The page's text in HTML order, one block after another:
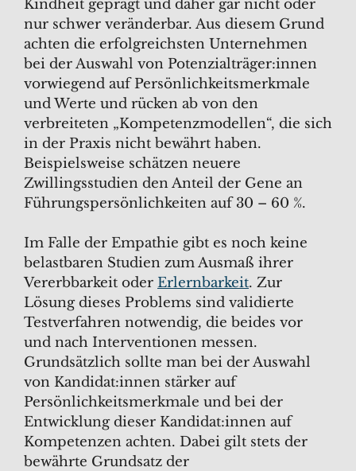
Kindheit geprägt und daher gar nicht oder
nur schwer veränderbar. Aus diesem Grund
achten die erfolgreichsten Unternehmen
bei der Auswahl von Potenzialträger:innen
vorwiegend auf Persönlichkeitsmerkmale
und Werte und rücken ab von den
verbreiteten „Kompetenzmodellen“, die sich
in der Praxis nicht bewährt haben.
Beispielsweise schätzen neuere
Zwillingsstudien den Anteil der Gene an
Führungspersönlichkeiten auf 30 – 60 %.
Im Falle der Empathie gibt es noch keine
belastbaren Studien zum Ausmaß ihrer
Vererbbarkeit oder Erlernbarkeit. Zur
Lösung dieses Problems sind validierte
Testverfahren notwendig, die beides vor
und nach Interventionen messen.
Grundsätzlich sollte man bei der Auswahl
von Kandidat:innen stärker auf
Persönlichkeitsmerkmale und bei der
Entwicklung dieser Kandidat:innen auf
Kompetenzen achten. Dabei gilt stets der
bewährte Grundsatz der